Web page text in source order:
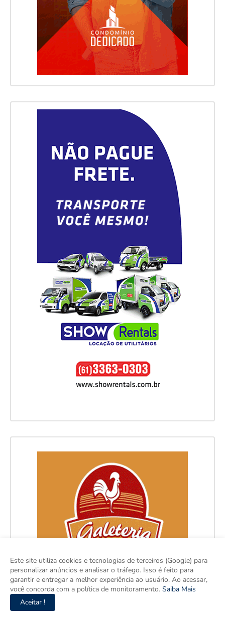
Este site utiliza cookies e tecnologias de terceiros (Google) para
personalizar anúncios e analisar o tráfego. Isso é feito para
garantir e entregar a melhor experiência ao usuário. Ao acessar,
você concorda com a política de monitoramento. Saiba Mais
Aceitar !